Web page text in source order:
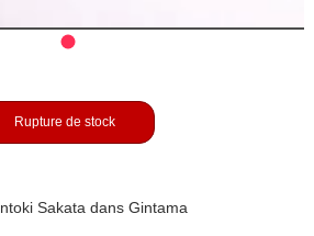
Rupture de stock
Sakata dans Gintama